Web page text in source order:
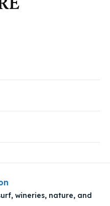
wineries, nature, and